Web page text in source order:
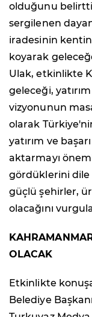
olduğunu
sergilenen
iradesinin
koyarak
Ulak, etkinlikte
geleceği,
vizyonunun
olarak
yatırım ve
aktarmayı
gördüklerini dile
güçlü şehirler,
olacağını
OLACAK
Etkinlikte
Belediye